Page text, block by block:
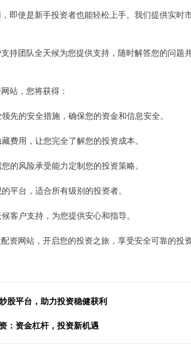
即使是新手投资者也能轻松上手。我们提供实时
持团队全天候为您提供支持，随时解答您的问题
站，您将获得：
先的安全措施，确保您的资金和信息安全。
费用，让您完全了解您的投资成本。
的风险承受能力定制您的投资策略。
平台，适合所有级别的投资者。
客户支持，为您提供安心和指导。
资网站，开启您的投资之旅，享受安全可靠的投资
股平台，助力投资稳健获利
：资金杠杆，投资新机遇